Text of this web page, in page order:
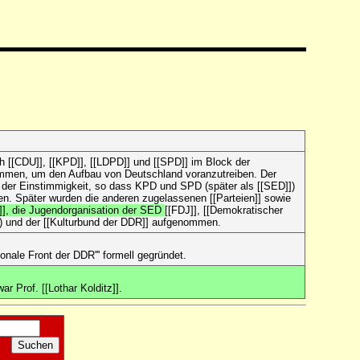
[[CDU]], [[KPD]], [[LDPD]] und [[SPD]] im Block der
um den Aufbau von Deutschland voranzutreiben. Der
Einstimmigkeit, so dass KPD und SPD (später als [[SED]])
Später wurden die anderen zugelassenen [[Parteien]] sowie
die Jugendorganisation der SED [[FDJ]], [[Demokratischer
der [[Kulturbund der DDR]] aufgenommen.
Front der DDR''' formell gegründet.
Prof. [[Lothar Kolditz]].